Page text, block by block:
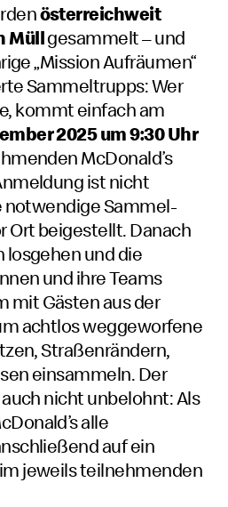
österreichweit
Müllgesammelt – und
„Mission Aufräumen“
Sammeltrupps: Wer
kommt einfach am
2025 um 9:30 Uhr
McDonald’s
ist nicht
notwendige Sammel-
Ort beigestellt. Danach
losgehen und die
und ihre Teams
mit Gästen aus der
achtlos weggeworfene
Straßenrändern,
einsammeln. Der
nicht unbelohnt: Als
alle
auf ein
jeweils teilnehmenden